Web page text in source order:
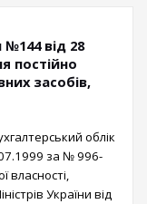
від 28
постійно
засобів,
облік
за № 996-
власності,
України від